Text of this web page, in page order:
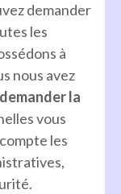
demander
les
à
nous avez
demander la
vous
les